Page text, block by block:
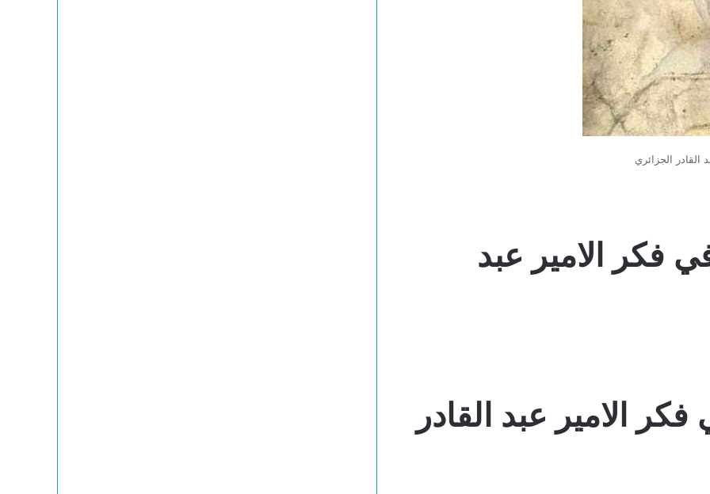
القادر الجزائري
فكر الامير عبد
الامير عبد القادر